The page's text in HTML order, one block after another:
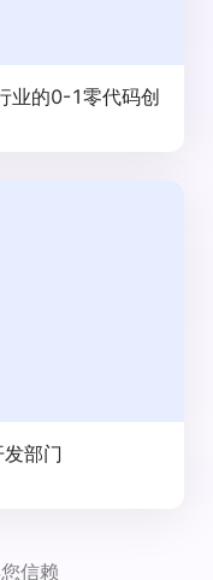
业的0-1零代码创
部门
信赖